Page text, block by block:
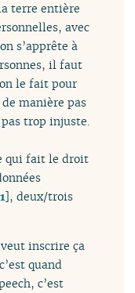
terre entière
avec
s’apprête à
il faut
le fait pour
manière pas
trop injuste.
qui fait le droit
1], deux/trois
inscrire ça
quand
c’est